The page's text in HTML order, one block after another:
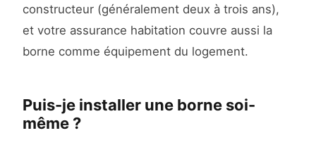
constructeur (généralement deux à trois ans),
et votre assurance habitation couvre aussi la
borne comme équipement du logement.
Puis-je installer une borne soi-
même ?